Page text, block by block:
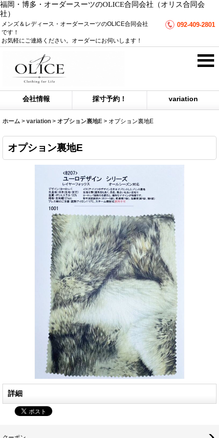
福岡・博多・オーダースーツのOLICE合同会社（オリス合同会
社）
メンズ＆レディース・オーダースーツのOLICE合同会社
です！
お気軽にご連絡ください。オーダーにお伺いします！
092-409-2801
会社情報 採寸予約！ variation
ホーム > variation > オプション裏地E > オプション裏地E
オプション裏地E
詳細